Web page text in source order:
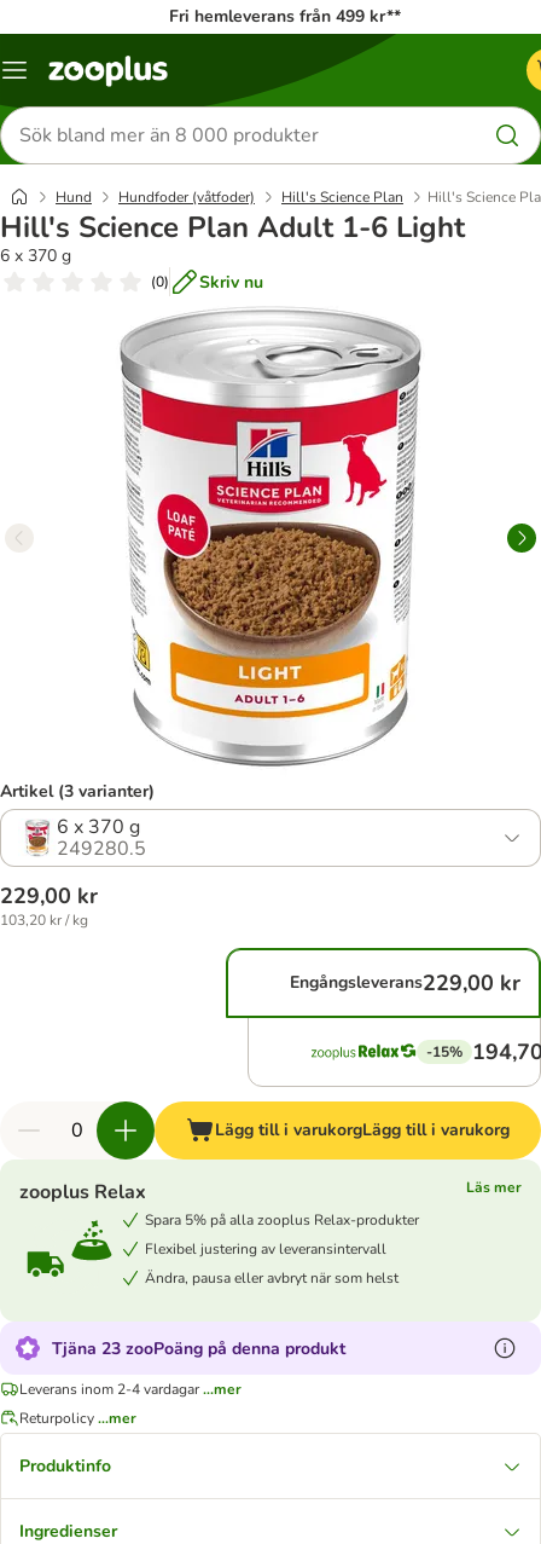
Fri hemleverans från 499 kr**
Katalogmeny
Sök
efter
produkter
Hund Hundfoder (våtfoder) Hill's Science Plan Hill's Science
Hill's Science Plan Adult 1-6 Light
6 x 370 g
(0) Skriv nu
Artikel (3 varianter)
6 x 370 g
249280.5
229,00 kr
103,20 kr / kg
Engångsleverans229,00 kr
-15%
Lägg till i varukorgLägg till i varukorg
zooplus Relax
Läs mer
Spara 5% på alla zooplus Relax-produkter
Flexibel justering av leveransintervall
Ändra, pausa eller avbryt när som helst
Tjäna 23 zooPoäng på denna produkt
Leverans inom 2-4 vardagar...mer
Returpolicy...mer
Produktinfo
Ingredienser